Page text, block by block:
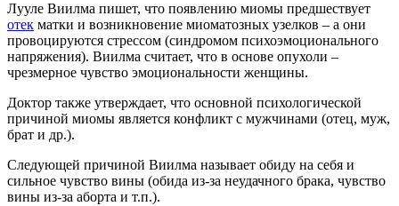
Лууле Виилма пишет, что появлению миомы предшествует
отек матки и возникновение миоматозных узелков – а они
провоцируются стрессом (синдромом психоэмоционального
напряжения). Виилма считает, что в основе опухоли –
чрезмерное чувство эмоциональности женщины.
Доктор также утверждает, что основной психологической
причиной миомы является конфликт с мужчинами (отец, муж,
брат и др.).
Следующей причиной Виилма называет обиду на себя и
сильное чувство вины (обида из-за неудачного брака, чувство
вины из-за аборта и т.п.).